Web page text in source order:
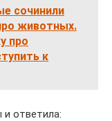
сочинили
животных.
про
к
и ответила: